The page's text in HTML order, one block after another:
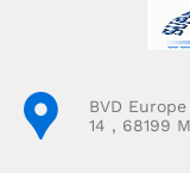
BVD
14 , 68199